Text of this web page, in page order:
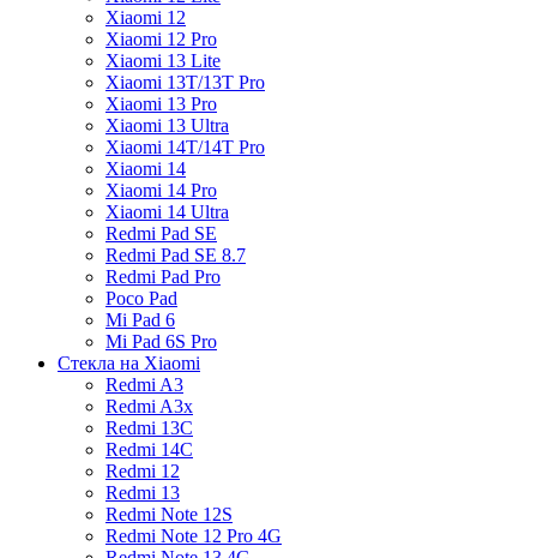
Xiaomi 12
Xiaomi 12 Pro
Xiaomi 13 Lite
Xiaomi 13T/13T Pro
Xiaomi 13 Pro
Xiaomi 13 Ultra
Xiaomi 14T/14T Pro
Xiaomi 14
Xiaomi 14 Pro
Xiaomi 14 Ultra
Redmi Pad SE
Redmi Pad SE 8.7
Redmi Pad Pro
Poco Pad
Mi Pad 6
Mi Pad 6S Pro
Стекла на Xiaomi
Redmi A3
Redmi A3x
Redmi 13C
Redmi 14C
Redmi 12
Redmi 13
Redmi Note 12S
Redmi Note 12 Pro 4G